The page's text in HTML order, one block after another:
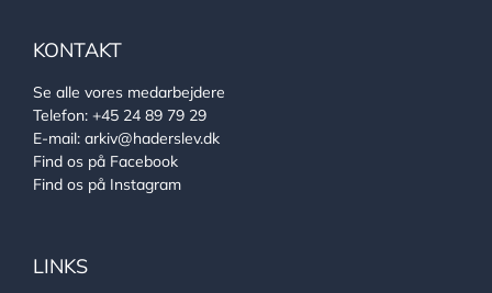
KONTAKT
Se alle vores medarbejdere
Telefon: +45 24 89 79 29
E-mail: arkiv@haderslev.dk
Find os på Facebook
Find os på Instagram
LINKS